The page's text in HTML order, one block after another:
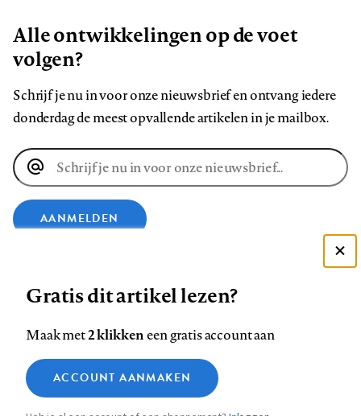
Alle ontwikkelingen op de voet
volgen?
Schrijf je nu in voor onze nieuwsbrief en ontvang iedere
donderdag de meest opvallende artikelen in je mailbox.
E-
mailadres
AANMELDEN
op
Facebook
op
LinkedIn
op
Bluesky
ons
op
InstagramYouTube
Footer
Contact Colofon Disclaimer Privacy
Medische vragen verdienen
betrouwbare antwoorden
Gratis dit artikel lezen?
Maak met2 klikkeneen gratis account aan
ACCOUNT AANMAKEN
Zie onze cookie policy
Analytische cookies